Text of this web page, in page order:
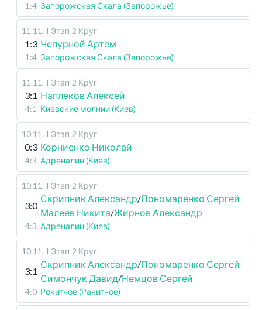
1:4 Запорожская Скала (Запорожье)
11.11 . I Этап 2 Круг
1:3 Чепурной Артем
1:4 Запорожская Скала (Запорожье)
11.11 . I Этап 2 Круг
3:1 Наплеков Алексей
4:1 Киевские молнии (Киев)
10.11 . I Этап 2 Круг
0:3 Корниенко Николай
4:3 Адреналин (Киев)
10.11 . I Этап 2 Круг
3:0
Скрипник Александр/Пономаренко Сергей
Малеев Никита/Жирнов Александр
4:3 Адреналин (Киев)
10.11 . I Этап 2 Круг
3:1
Скрипник Александр/Пономаренко Сергей
Симончук Давид/Немцов Сергей
4:0 Рокитное (Ракитное)